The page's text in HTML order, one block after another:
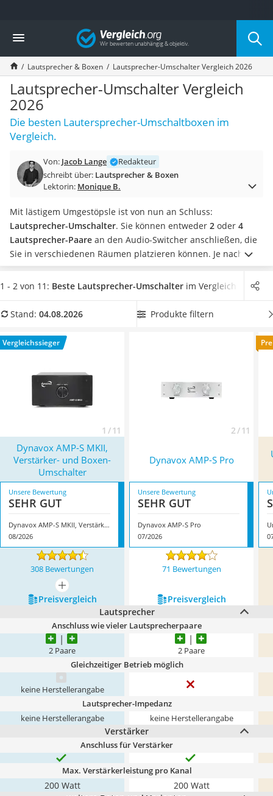
Die beliebtesten Vergleiche nach Kategorie
Elektronik
Powerstation
Monitor 32 Zoll 4K
Fernseher
Drucker
Desktop-PC
Monitor
Diascanner
Laser-Multifunktionsdrucker
Powerline-Adapter
Powerstation mit Solarpanel
Soundbar
17-Zoll-Laptop
Satellitenschüssel
Gaming-Headset
Schnurloses Telefon
Ladekabel Typ 2 Schuko
Acer Aspire
Service
Vergleich
Lautsprecher & Boxen Lautsprecher-Umschalter Vergleich 2026
Lautsprecher-Umschalter Vergleich
2026
Die besten Lautersprecher-Umschaltboxen im
Vergleich.
Von: Jacob Lange
Redakteur
schreibt über: Lautsprecher & Boxen
Lektorin: Monique B.
Mit lästigem Umgestöpsle ist von nun an Schluss:
Lautsprecher-Umschalter. Sie können entweder 2 oder 4
Lautsprecher-Paare an den Audio-Switcher anschließen, die
Sie in verschiedenen Räumen platzieren können. Je nach
Modell kann die Musik sogargleichzeitigim Wohnzimmer,
Bad und im Partykeller abgespielt werden. Wenn Sie Ihr
Sound genießen möchten, dann wählen Sie jetzt ein Modell
die Lautsprecherpaare
betreiben und machen Sie selbst den Test. Überzeugt hat
S MKII, Verstärker- und Boxen-Umschalter* mit seinen
Eigenschaften.
1 - 2 von 11: Beste Lautsprecher-Umschalter im Vergleich
Stand: 04.08.2026 Produkte filtern
Vergleichssieger
1 / 11 2 / 11
Dynavox AMP-S MKII,
Verstärker- und Boxen-
Umschalter
Dynavox AMP-S Pro
Unsere Bewertung
SEHR GUT
Dynavox AMP-S MKII, Verstärker- und Boxen-Umschalter
08/2026
Unsere Bewertung
SEHR GUT
Dynavox AMP-S Pro
07/2026
308 Bewertungen 71 Bewertungen
mehr anzeigen
Preis­vergleich
Preis­vergleich
Lautsprecher
Anschluss wie vieler Lautsprecherpaare
2 Paare 2 Paare
Gleichzeitiger Betrieb möglich
keine Herstellerangabe
Lautsprecher-Impedanz
keine Herstellerangabe keine Herstellerangabe
Verstärker
Anschluss für Verstärker
Max. Verstärkerleistung pro Kanal
200 Watt
200 Watt